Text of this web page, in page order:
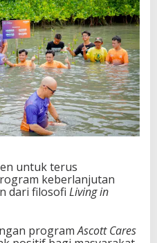
untuk terus
keberlanjutan
dari filosofi Living in
programAscott Cares